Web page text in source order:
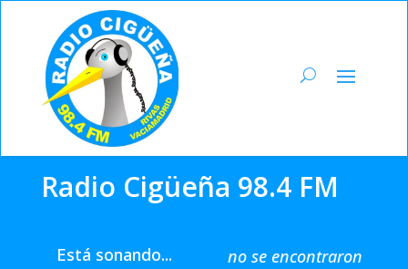
Radio Cigüeña 98.4 FM
Está sonando...
no se encontraron